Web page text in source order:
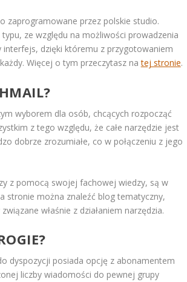
zaprogramowane przez polskie studio.
ze względu na możliwości prowadzenia
dzięki któremu z przygotowaniem
Więcej o tym przeczytasz natej stronie.
wyborem dla osób, chcących rozpocząć
z tego względu, że całe narzędzie jest
dobrze zrozumiałe, co w połączeniu z jego
z pomocą swojej fachowej wiedzy, są w
stronie można znaleźć blog tematyczny,
właśnie z działaniem narzędzia.
dyspozycji posiada opcję z abonamentem
liczby wiadomości do pewnej grupy